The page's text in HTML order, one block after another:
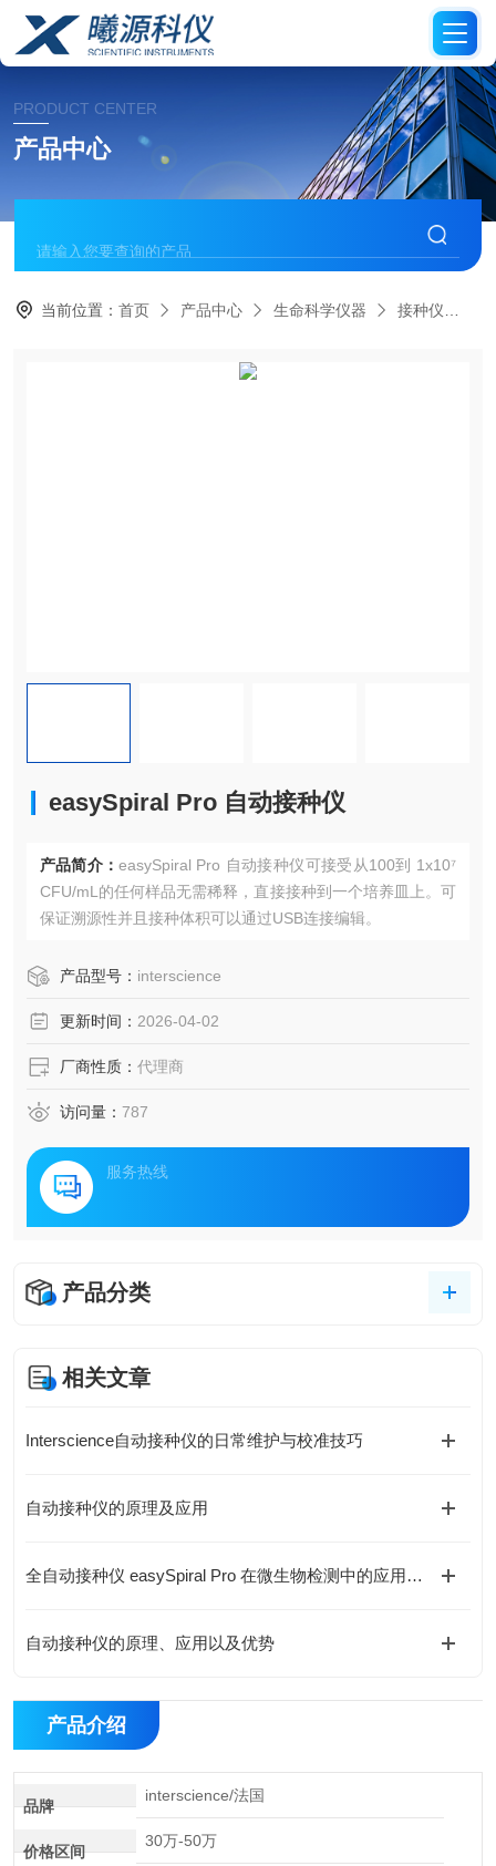
PRODUCT CENTER
产品中心
当前位置：首页 产品中心 生命科学仪器 接种仪
easySpiral Pro 自动接种仪
产品简介： easySpiral Pro 自动接种仪可接受从100到 1x10⁷
CFU/mL的任何样品无需稀释，直接接种到一个培养皿上。可
保证溯源性并且接种体积可以通过USB连接编辑。
产品型号： interscience
更新时间： 2026-04-02
厂商性质： 代理商
访问量： 787
服务热线
产品分类
相关文章
Interscience自动接种仪的日常维护与校准技巧
自动接种仪的原理及应用
全自动接种仪 easySpiral Pro 在微生物检测中的应用与技术原理分析
自动接种仪的原理、应用以及优势
产品介绍
品牌
interscience/法国
价格区间
30万-50万